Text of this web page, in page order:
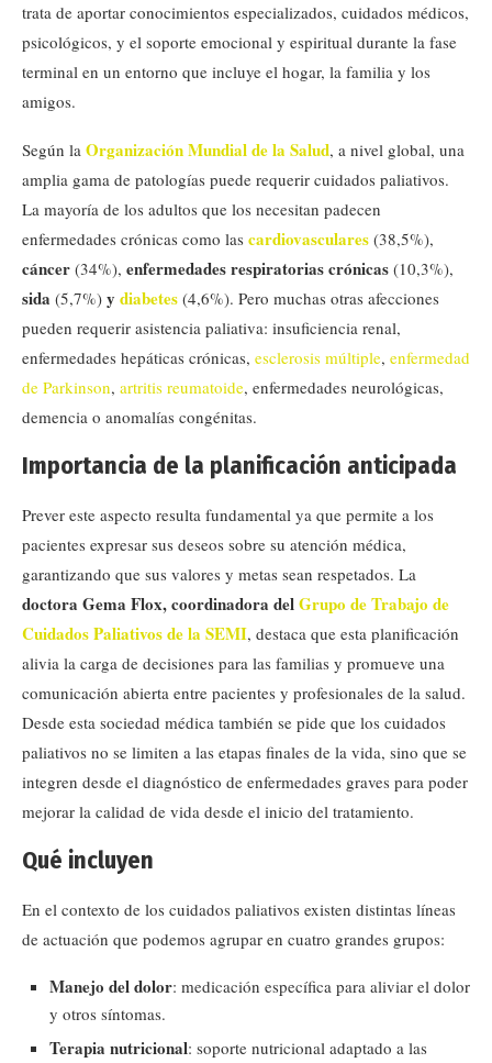
trata de aportar conocimientos especializados, cuidados médicos,
psicológicos, y el soporte emocional y espiritual durante la fase
terminal en un entorno que incluye el hogar, la familia y los
amigos.
Según la Organización Mundial de la Salud, a nivel global, una
amplia gama de patologías puede requerir cuidados paliativos.
La mayoría de los adultos que los necesitan padecen
enfermedades crónicas como las cardiovasculares (38,5%),
cáncer (34%), enfermedades respiratorias crónicas (10,3%),
sida (5,7%) y diabetes (4,6%). Pero muchas otras afecciones
pueden requerir asistencia paliativa: insuficiencia renal,
enfermedades hepáticas crónicas, esclerosis múltiple, enfermedad
de Parkinson, artritis reumatoide, enfermedades neurológicas,
demencia o anomalías congénitas.
Importancia de la planificación anticipada
Prever este aspecto resulta fundamental ya que permite a los
pacientes expresar sus deseos sobre su atención médica,
garantizando que sus valores y metas sean respetados. La
doctora Gema Flox, coordinadora delGrupo de Trabajo de
Cuidados Paliativos de la SEMI, destaca que esta planificación
alivia la carga de decisiones para las familias y promueve una
comunicación abierta entre pacientes y profesionales de la salud.
Desde esta sociedad médica también se pide que los cuidados
paliativos no se limiten a las etapas finales de la vida, sino que se
integren desde el diagnóstico de enfermedades graves para poder
mejorar la calidad de vida desde el inicio del tratamiento.
Qué incluyen
En el contexto de los cuidados paliativos existen distintas líneas
de actuación que podemos agrupar en cuatro grandes grupos:
Manejo del dolor: medicación específica para aliviar el dolor
y otros síntomas.
Terapia nutricional: soporte nutricional adaptado a las